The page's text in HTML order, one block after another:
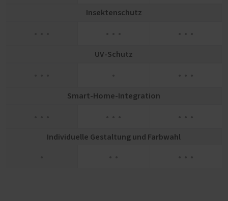
Insektenschutz
UV-Schutz
Smart-Home-Integration
Individuelle Gestaltung und Farbwahl